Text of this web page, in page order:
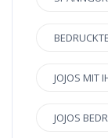
JOJOS MIT
JOJOS